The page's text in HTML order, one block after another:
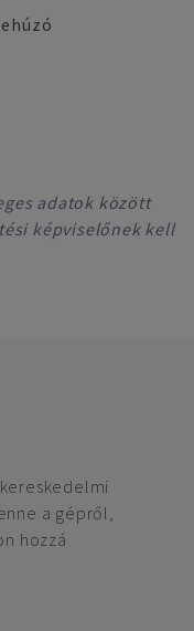
adatok között
képviselőnek kell
a gépről,
hozzá